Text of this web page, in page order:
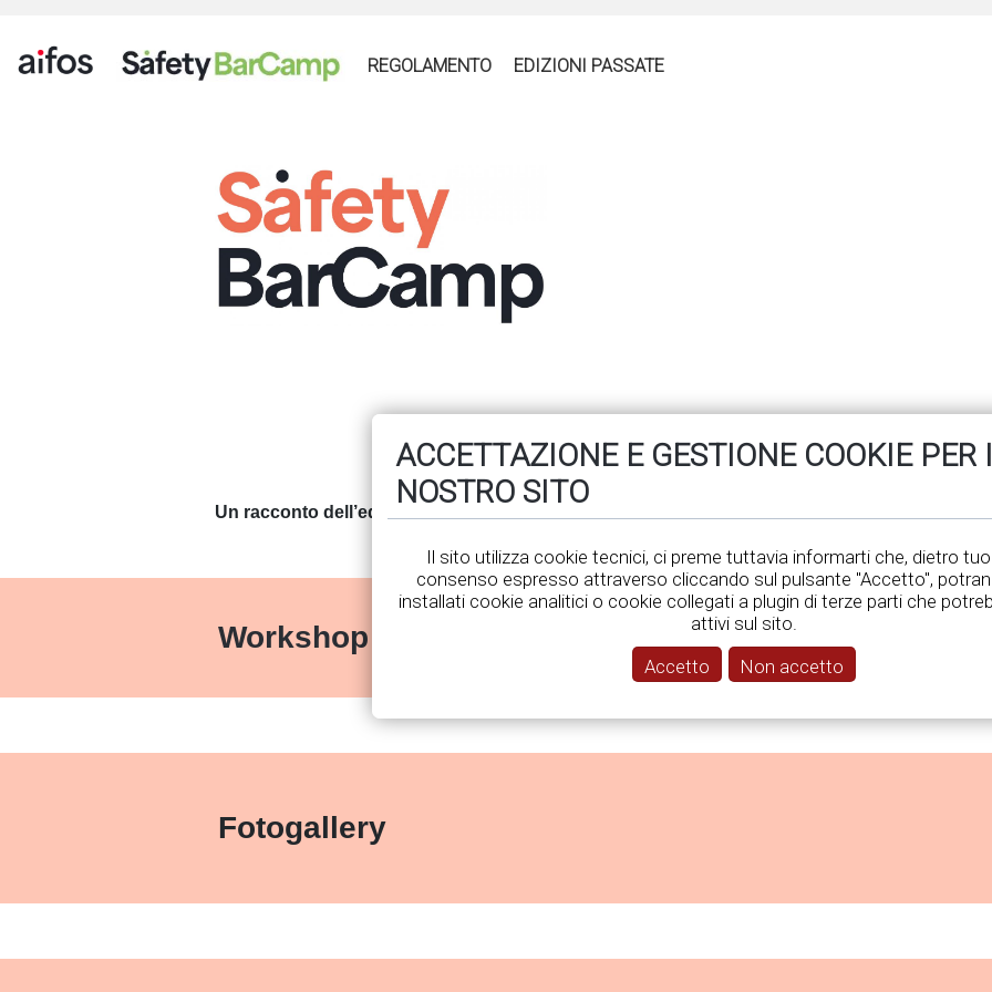
REGOLAMENTO EDIZIONI PASSATE
Un racconto dell’edizione autunnale tra approfondimenti, testimonianze e occasioni di
Workshop edizione 2025
Fotogallery
ACCETTAZIONE E GESTIONE COOKIE PER
NOSTRO SITO
Il sito utilizza cookie tecnici, ci preme tuttavia informarti che, dietro
consenso espresso attraverso cliccando sul pulsante "Accetto",
installati cookie analitici o cookie collegati a plugin di terze parti che
attivi sul sito.
Accetto
Non accetto